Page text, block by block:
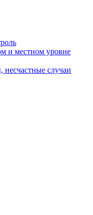
и местном уровне
случаи